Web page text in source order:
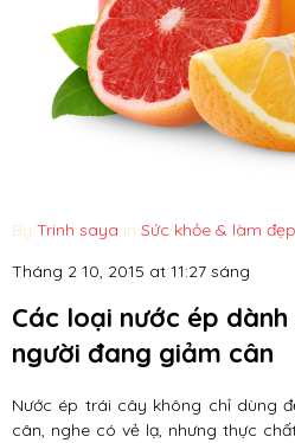
By Trinh saya in Sức khỏe & làm đẹp
Tháng 2 10, 2015 at 11:27 sáng
Các loại nước ép
người đang giảm cân
Nước ép trái cây không chỉ dùng
cân, nghe có vẻ lạ, nhưng thực